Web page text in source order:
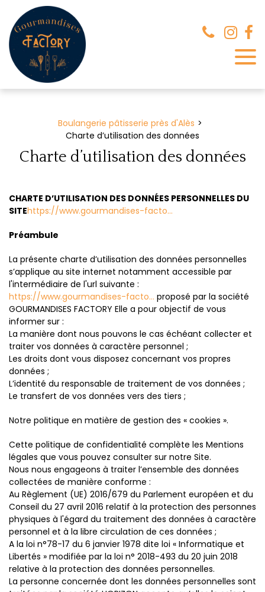
Boulangerie pâtisserie près d'Alès
Charte d’utilisation des données
Charte d’utilisation des données
CHARTE D’UTILISATION DES DONNÉES PERSONNELLES DU
SITEhttps://www.gourmandises-facto...
Préambule
La présente charte d’utilisation des données personnelles
s’applique au site internet notamment accessible par
l'intermédiaire de l'url suivante :
https://www.gourmandises-facto... proposé par la société
GOURMANDISES FACTORY Elle a pour objectif de vous
informer sur :
La manière dont nous pouvons le cas échéant collecter et
traiter vos données à caractère personnel ;
Les droits dont vous disposez concernant vos propres
données ;
L’identité du responsable de traitement de vos données ;
Le transfert de vos données vers des tiers ;
Notre politique en matière de gestion des « cookies ».
Cette politique de confidentialité complète les Mentions
légales que vous pouvez consulter sur notre Site.
Nous nous engageons à traiter l’ensemble des données
collectées de manière conforme :
Au Règlement (UE) 2016/679 du Parlement européen et du
Conseil du 27 avril 2016 relatif à la protection des personnes
physiques à l'égard du traitement des données à caractère
personnel et à la libre circulation de ces données ;
A la loi n°78-17 du 6 janvier 1978 dite loi « Informatique et
Libertés » modifiée par la loi n° 2018-493 du 20 juin 2018
relative à la protection des données personnelles.
La personne concernée dont les données personnelles sont
Panneau de gestion des cookies